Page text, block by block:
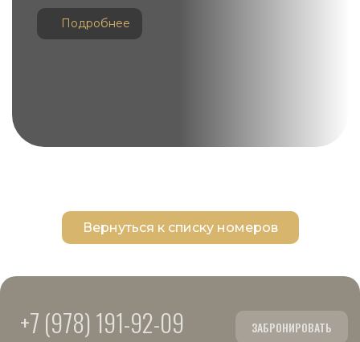
Подробнее
Вернуться к списку номеров
+7 (978) 191-92-09 ЗАБРОНИРОВАТЬ